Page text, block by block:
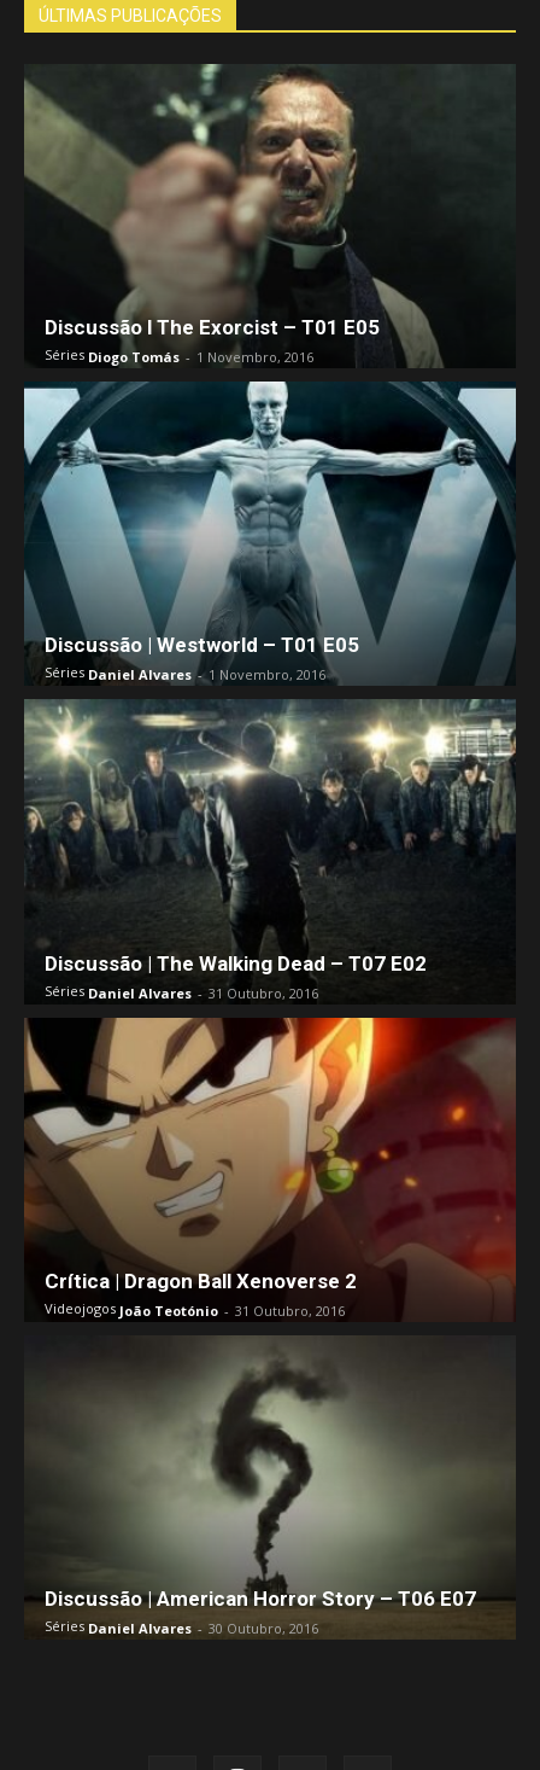
ÚLTIMAS PUBLICAÇÕES
Discussão l The Exorcist – T01 E05
Séries Diogo Tomás - 1 Novembro, 2016
Discussão | Westworld – T01 E05
Séries Daniel Alvares - 1 Novembro, 2016
Discussão | The Walking Dead – T07 E02
Séries Daniel Alvares - 31 Outubro, 2016
Crítica | Dragon Ball Xenoverse 2
Videojogos João Teotónio - 31 Outubro, 2016
Discussão | American Horror Story – T06 E07
Séries Daniel Alvares - 30 Outubro, 2016